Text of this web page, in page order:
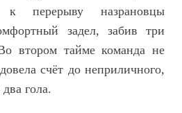
перерыву назрановцы
задел, забив три
втором тайме команда не
счёт до неприличного,
гола.